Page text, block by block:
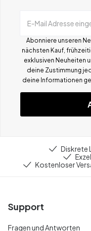
E-Mail Adresse
Abonniere unseren
nächsten Kauf,
exklusiven Neuheiten
deine Zustimmung
deine Informationen
Diskrete
Kostenloser
Support
Fragen und Antworten